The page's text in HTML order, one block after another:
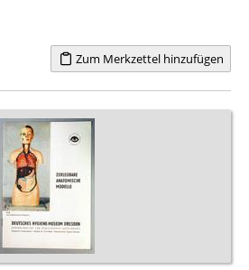
Zum Merkzettel hinzufügen